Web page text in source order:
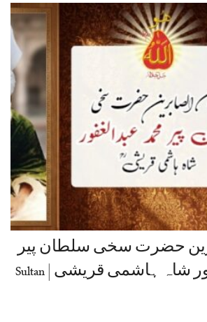
حضرت سخی سلطان پیر
محمد عبدالغفور شاہ ہاشمی قریشی | Sultan